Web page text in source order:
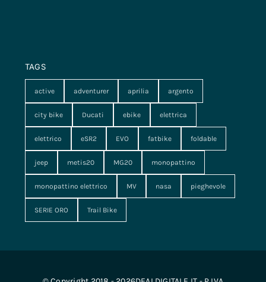
TAGS
active adventurer aprilia argento
city bike Ducati ebike elettrica
elettrico eSR2 EVO fatbike foldable
jeep metis20 MG20 monopattino
monopattino elettrico MV nasa pieghevole
SERIE ORO Trail Bike